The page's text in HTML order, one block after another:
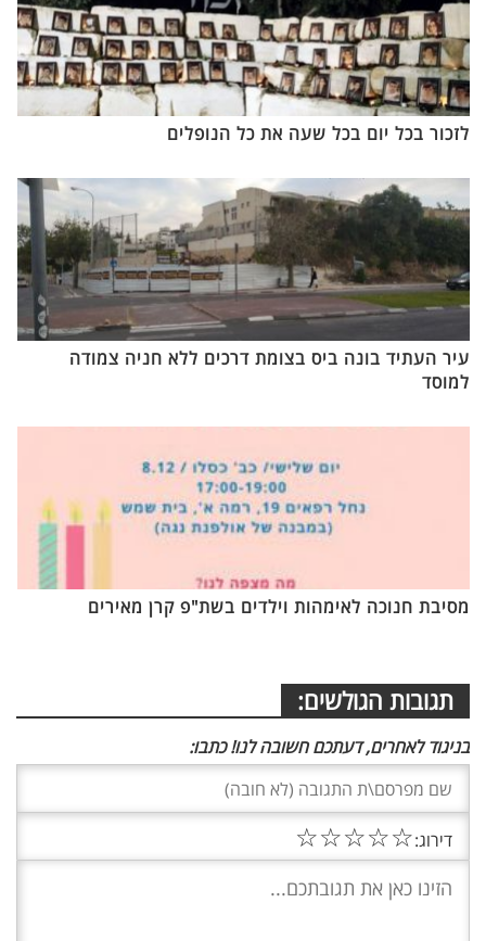
לזכור בכל יום בכל שעה את כל הנופלים
עיר העתיד בונה ביס בצומת דרכים ללא חניה צמודה
למוסד
מסיבת חנוכה לאימהות וילדים בשת"פ קרן מאירים
תגובות הגולשים:
בניגוד לאחרים, דעתכם חשובה לנו! כתבו:
דירוג:☆
☆
☆
☆
☆